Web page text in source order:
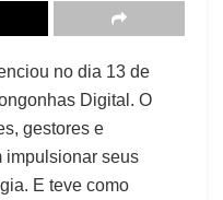
no dia 13 de
Digital. O
gestores e
impulsionar seus
E teve como